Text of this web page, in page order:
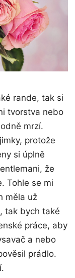
rande, tak si
tvorstva nebo
mrzí.
protože
si úplně
že
Tohle se mi
měla už
tak bych také
práce, aby
a nebo
prádlo.